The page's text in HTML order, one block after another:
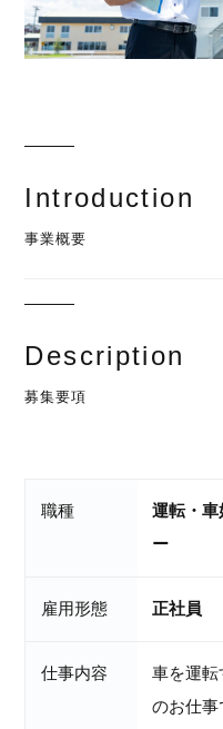
Introduction
事業概要
Description
募集要項
職種
運転・車
ー
雇用形態 正社員
仕事内容
車を運転
のお仕事